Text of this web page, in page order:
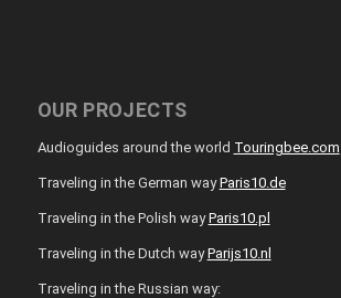
OUR PROJECTS
Audioguides around the world Touringbee.com
Traveling in the German wayParis10.de
Traveling in the Polish wayParis10.pl
Traveling in the Dutch wayParijs10.nl
Traveling in the Russian way: